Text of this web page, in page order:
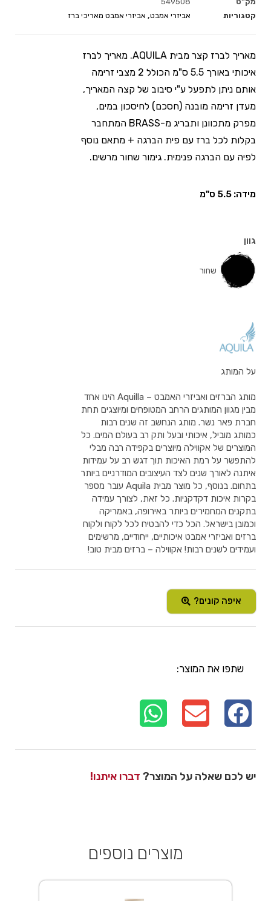
קטגוריות
אביזרי אמבט, אביזרי אמבט מאריכי ברז
מאריך לברז קצר מבית AQUILA. מאריך לברז
איכותי באורך 5.5 ס"מ הכולל 2 מצבי זרימה
אותם ניתן לתפעל ע"י סיבוב של קצה המאריך,
מעדן זרימה מובנה (חסכם) לחיסכון במים,
מפרק מתכוונן ותבריג מ-BRASS המתחבר
בקלות לכל ברז עם פית הברגה + מתאם נוסף
לפיה עם הברגה פנימית. גימור שחור מרשים.
מידה: 5.5 ס"מ
גוון
שחור
על המותג
מותג הברזים ואביזרי האמבט – Aquilla הינו אחד
מבין מגוון המותגים הרחב המטופחים ומיוצגים תחת
חברת פאר נשר. מותג הנחשב זה שנים רבות
כמותג מוביל, איכותי ובעל ותק רב בעולם המים. כל
המוצרים של אקווילה מיוצרים בקפידה רבה מבלי
להתפשר על רמת האיכות תוך דגש רב על עמידות
איתנה לאורך שנים לצד העיצובים המודרניים ביותר
בתחום. בנוסף, כל מוצר מבית Aquila עובר מספר
בקרות איכות דקדקניות. כל זאת, לצורך עמידה
בתקנים המחמירים ביותר באירופה, באמריקה
וכמובן בישראל. הכל כדי להבטיח לכל לקוח ולקוח
ברזים ואביזרי אמבט איכותיים, ייחודיים, מרשימים
ועמידים לשנים רבות! אקווילה – ברזים מבית טוב!
איפה קונים?
שתפו את המוצר:
יש לכם שאלה על המוצר? דברו איתנו!
מוצרים נוספים